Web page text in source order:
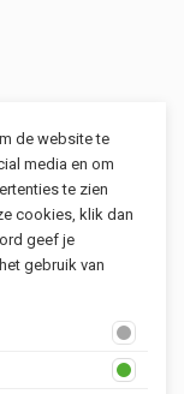
de website te
media en om
te zien
cookies, klik dan
geef je
gebruik van